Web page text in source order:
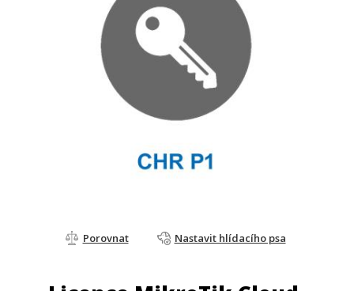
Porovnat Nastavit hlídacího psa